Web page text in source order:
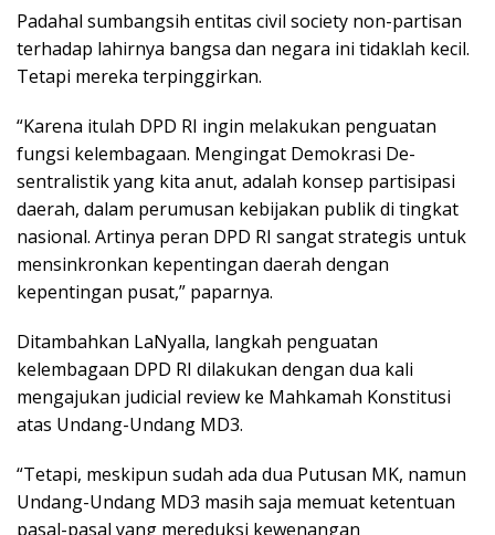
Padahal sumbangsih entitas civil society non-partisan
terhadap lahirnya bangsa dan negara ini tidaklah kecil.
Tetapi mereka terpinggirkan.
“Karena itulah DPD RI ingin melakukan penguatan
fungsi kelembagaan. Mengingat Demokrasi De-
sentralistik yang kita anut, adalah konsep partisipasi
daerah, dalam perumusan kebijakan publik di tingkat
nasional. Artinya peran DPD RI sangat strategis untuk
mensinkronkan kepentingan daerah dengan
kepentingan pusat,” paparnya.
Ditambahkan LaNyalla, langkah penguatan
kelembagaan DPD RI dilakukan dengan dua kali
mengajukan judicial review ke Mahkamah Konstitusi
atas Undang-Undang MD3.
“Tetapi, meskipun sudah ada dua Putusan MK, namun
Undang-Undang MD3 masih saja memuat ketentuan
pasal-pasal yang mereduksi kewenangan